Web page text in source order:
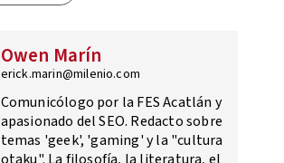
Owen Marín
erick.marin@milenio.com
Comunicólogo por la FES Acatlán y
apasionado del SEO. Redacto sobre
temas 'geek', 'gaming' y la "cultura